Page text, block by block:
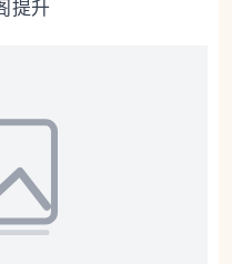
提升